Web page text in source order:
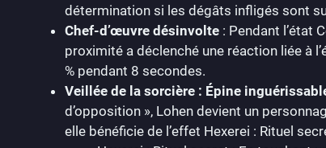
détermination si les dégâts infligés sont
Chef-d’œuvre désinvolte : Pendant l’état
proximité a déclenché une réaction liée à
% pendant 8 secondes.
Veillée de la sorcière : Épine
d’opposition », Lohen devient un
elle bénéficie de l’effet Hexerei : Rituel